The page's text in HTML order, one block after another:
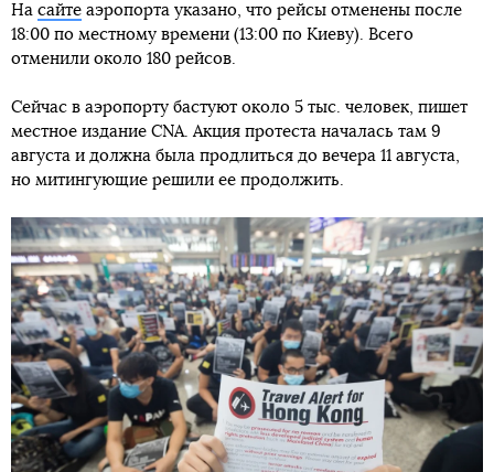
На сайте аэропорта указано, что рейсы отменены после
18:00 по местному времени (13:00 по Киеву). Всего
отменили около 180 рейсов.
Сейчас в аэропорту бастуют около 5 тыс. человек, пишет
местное издание CNA. Акция протеста началась там 9
августа и должна была продлиться до вечера 11 августа,
но митингующие решили ее продолжить.